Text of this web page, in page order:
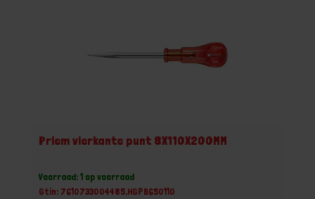
Priem vierkante punt 8X110X200MM
Voorraad: 1 op voorraad
Gtin: 7610733004485,HGPB650110